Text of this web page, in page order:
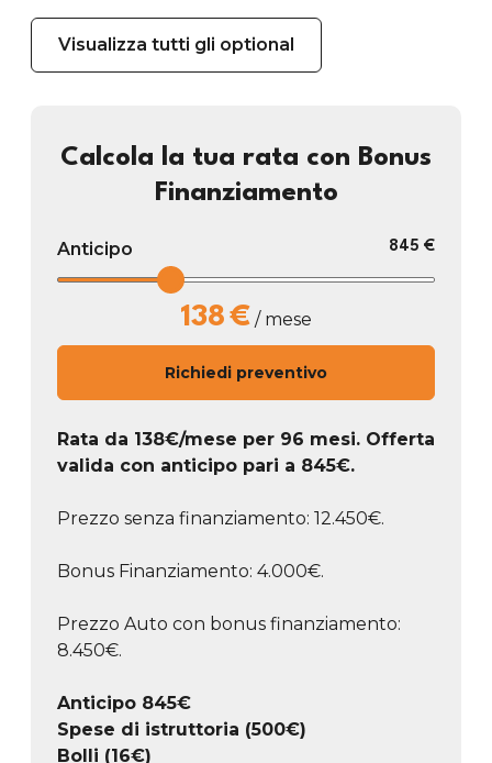
Visualizza tutti gli optional
Calcola la tua rata con Bonus
Finanziamento
Anticipo 845 €
138€ / mese
Richiedi preventivo
Rata da 138€/mese per 96 mesi. Offerta
valida con anticipo pari a 845€.
Prezzo senza finanziamento: 12.450€.
Bonus Finanziamento: 4.000€.
Prezzo Auto con bonus finanziamento:
8.450€.
Anticipo 845€
Spese di istruttoria (500€)
Bolli (16€)